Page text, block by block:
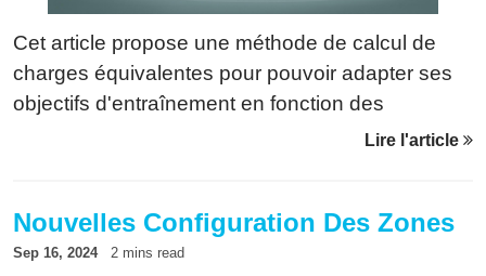
Cet article propose une méthode de calcul de
charges équivalentes pour pouvoir adapter ses
objectifs d'entraînement en fonction des
Lire l'article
Nouvelles Configuration Des Zones
Sep 16, 2024 2 mins read